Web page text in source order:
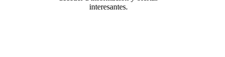
interesantes.